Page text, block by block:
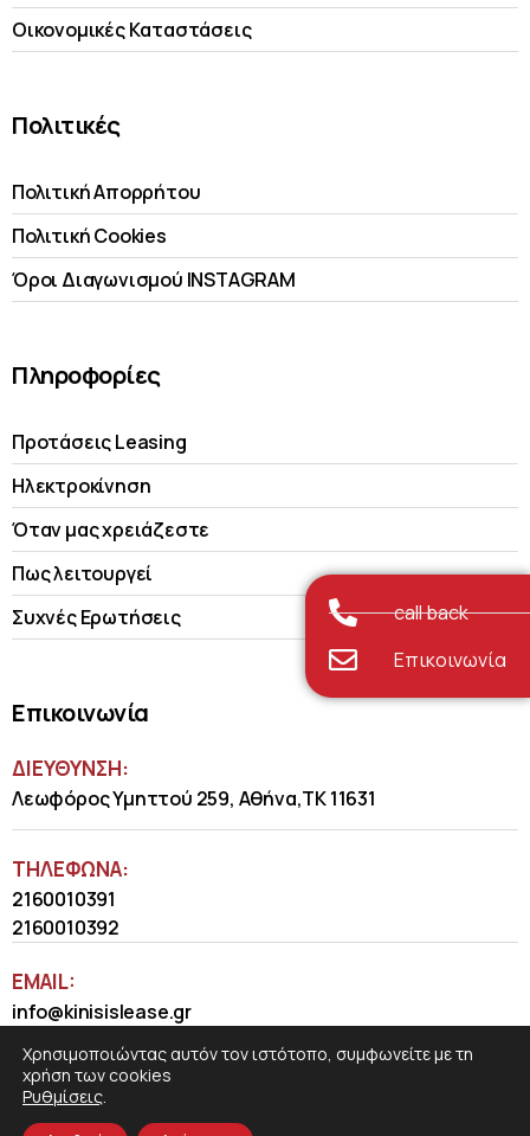
Οικονομικές Kαταστάσεις
Πολιτικές
Πολιτική Απορρήτου
Πολιτική Cookies
Όροι Διαγωνισμού INSTAGRAM
Πληροφορίες
Προτάσεις Leasing
Ηλεκτροκίνηση
Όταν μας χρειάζεστε
Πως λειτουργεί
Συχνές Ερωτήσεις
Επικοινωνία
ΔΙΕΥΘΥΝΣΗ:
Λεωφόρος Υμηττού 259, Αθήνα,ΤΚ 11631
ΤΗΛΈΦΩΝΑ:
2160010391
2160010392
EMAIL:
info@kinisislease.gr
call back
Επικοινωνία
Χρησιμοποιώντας αυτόν τον ιστότοπο, συμφωνείτε με τη
χρήση των cookies
Ρυθμίσεις.